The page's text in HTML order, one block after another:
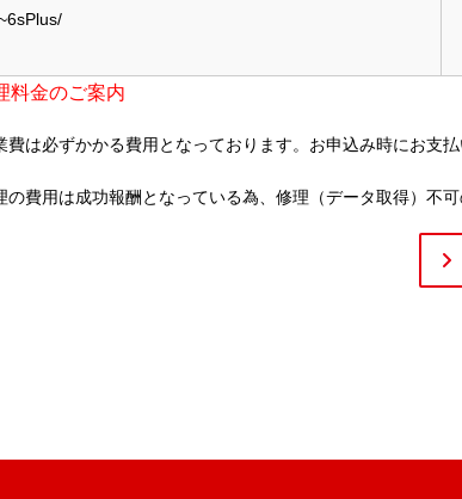
料金のご案内
費は必ずかかる費用となっております。お申込み時にお支払
の費用は成功報酬となっている為、修理（データ取得）不